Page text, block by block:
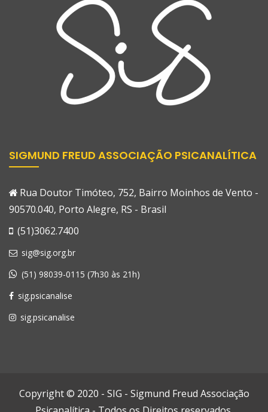
SIGMUND FREUD ASSOCIAÇÃO PSICANALÍTICA
Rua Doutor Timóteo, 752, Bairro Moinhos de Vento -
90570.040, Porto Alegre, RS - Brasil
(51)3062.7400
sig@sig.org.br
(51) 98039-0115 (7h30 às 21h)
sig.psicanalise
sig.psicanalise
Copyright © 2020 - SIG - Sigmund Freud Associação